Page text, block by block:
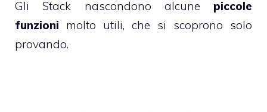
Gli Stack nascondono alcune piccole
funzioni molto utili, che si scoprono solo
provando.